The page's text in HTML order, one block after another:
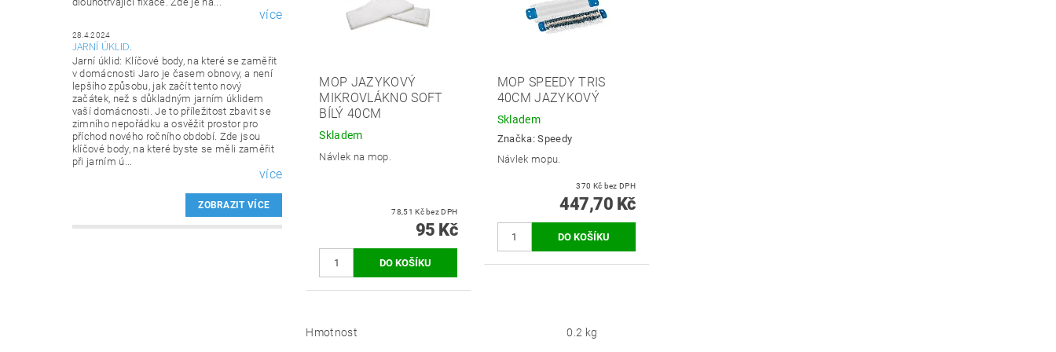
více
28.4.2024
JARNÍ ÚKLID.
Jarní úklid: Klíčové body, na které se zaměřit
v domácnosti Jaro je časem obnovy, a není
lepšího způsobu, jak začít tento nový
začátek, než s důkladným jarním úklidem
vaší domácnosti. Je to příležitost zbavit se
zimního nepořádku a osvěžit prostor pro
příchod nového ročního období. Zde jsou
klíčové body, na které byste se měli zaměřit
při jarním ú...
více
ZOBRAZIT VÍCE
MOP JAZYKOVÝ
MIKROVLÁKNO SOFT
BÍLÝ 40CM
Skladem
Návlek na mop.
78,51 Kč bez DPH
95 Kč
MOP SPEEDY TRIS
40CM JAZYKOVÝ
Skladem
Značka:Speedy
Návlek mopu.
370 Kč bez DPH
447,70 Kč
Hmotnost 0.2 kg